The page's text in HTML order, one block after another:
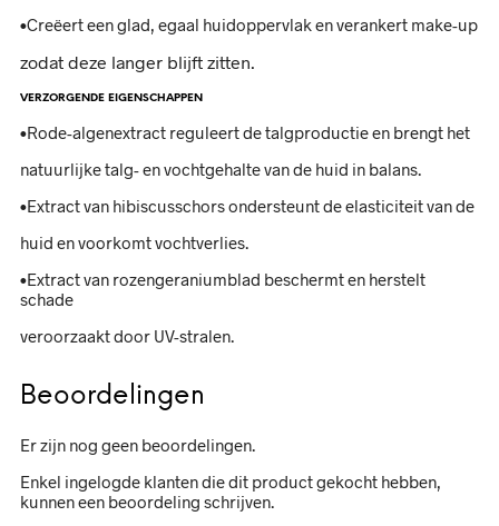
•Creëert een glad, egaal huidoppervlak en verankert make-up
zodat deze langer blijft zitten.
VERZORGENDE EIGENSCHAPPEN
•Rode-algenextract reguleert de talgproductie en brengt het
natuurlijke talg- en vochtgehalte van de huid in balans.
•Extract van hibiscusschors ondersteunt de elasticiteit van de
huid en voorkomt vochtverlies.
•Extract van rozengeraniumblad beschermt en herstelt
schade
veroorzaakt door UV-stralen.
Beoordelingen
Er zijn nog geen beoordelingen.
Enkel ingelogde klanten die dit product gekocht hebben,
kunnen een beoordeling schrijven.